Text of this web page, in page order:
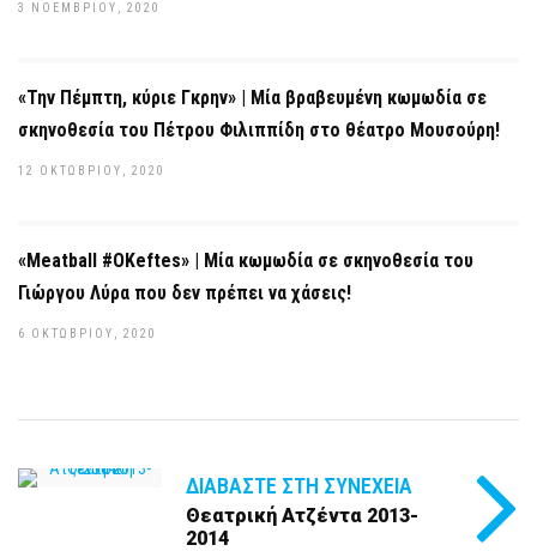
3 ΝΟΕΜΒΡΊΟΥ, 2020
«Την Πέμπτη, κύριε Γκρην» | Μία βραβευμένη κωμωδία σε
σκηνοθεσία του Πέτρου Φιλιππίδη στο θέατρο Μουσούρη!
12 ΟΚΤΩΒΡΊΟΥ, 2020
«Meatball #OKeftes» | Μία κωμωδία σε σκηνοθεσία του
Γιώργου Λύρα που δεν πρέπει να χάσεις!
6 ΟΚΤΩΒΡΊΟΥ, 2020
ΔΙΑΒΆΣΤΕ ΣΤΗ ΣΥΝΈΧΕΙΑ
Θεατρική Aτζέντα 2013-
2014